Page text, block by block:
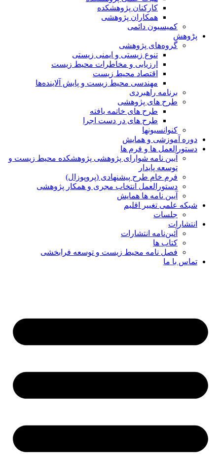
کارکنان پژوهشکده
همکاران پژوهشی
کمیسیون دائمی
پڑوهش
گروه‌های پژوهشی
تنوع زیستی و ایمنی زیستی
ارزیابی و مخاطرات محیط زیست
اقتصاد محیط زیست
مهندسی محیط زیست و پایش آلاینده‌ها
برنامه راهبردی
طرح های پژوهشی
طرح های خاتمه یافته
طرح های در دست اجرا
کنوانسیونها
دوره آموزشی و همایش
دستورالعمل ها و فرم ها
آیین نامه شوارای پژوهشی پژوهشکده محیط زیست و
توسعه پایدار
فرم خام طرح پیشنهادی (پروپوزال)
دستورالعمل انتخاب مجری و همکار پژوهشی
آیین نامه ها همایش
شبکه علمی تغییر اقلیم
جلسات
انتشارات
آئین‌نامه انتشارات
کتاب ها
فصل نامه محیط زیست و توسعه فرابخشی
تماس با ما